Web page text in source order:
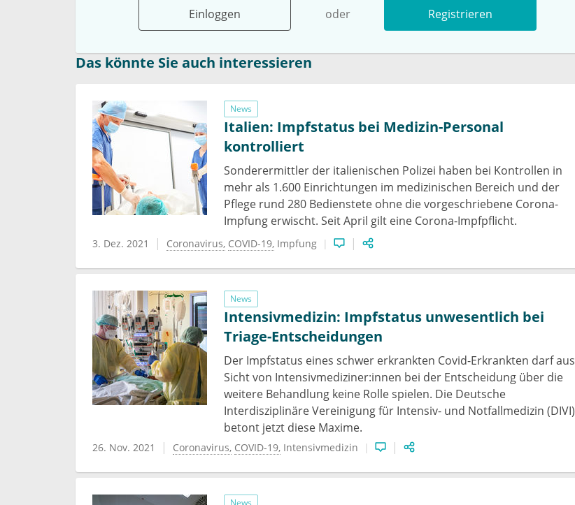
Einloggen oder Registrieren
Das könnte Sie auch interessieren
News
Italien: Impfstatus bei Medizin-Personal
kontrolliert
Sonderermittler der italienischen Polizei haben bei Kontrollen in
mehr als 1.600 Einrichtungen im medizinischen Bereich und der
Pflege rund 280 Bedienstete ohne die vorgeschriebene Corona-
Impfung erwischt. Seit April gilt eine Corona-Impfpflicht.
3. Dez. 2021 Coronavirus COVID-19 Impfung
News
Intensivmedizin: Impfstatus unwesentlich bei
Triage-Entscheidungen
Der Impfstatus eines schwer erkrankten Covid-Erkrankten darf aus
Sicht von Intensivmediziner:innen bei der Entscheidung über die
weitere Behandlung keine Rolle spielen. Die Deutsche
Interdisziplinäre Vereinigung für Intensiv- und Notfallmedizin (DIVI)
betont jetzt diese Maxime.
26. Nov. 2021 Coronavirus COVID-19 Intensivmedizin